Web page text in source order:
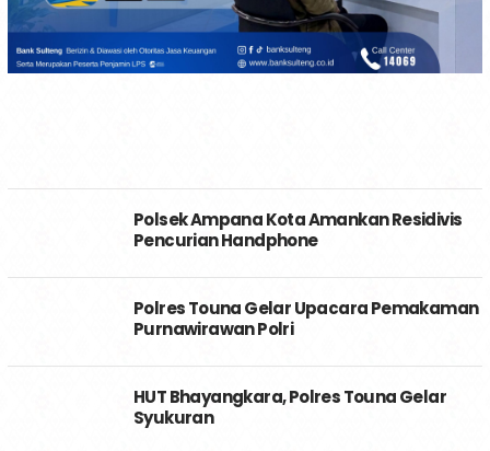
Polsek Ampana Kota Amankan Residivis
Pencurian Handphone
Polres Touna Gelar Upacara Pemakaman
Purnawirawan Polri
HUT Bhayangkara, Polres Touna Gelar
Syukuran